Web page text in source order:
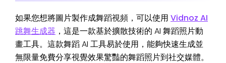
如果您想將圖片製作成舞蹈視頻，可以使用 Vidnoz AI
跳舞生成器 ，這是一款基於擴散技術的 AI 舞蹈照片動
畫工具。這款舞蹈 AI 工具易於使用，能夠快速生成並
無限量免費分享視覺效果驚豔的舞蹈照片到社交媒體。